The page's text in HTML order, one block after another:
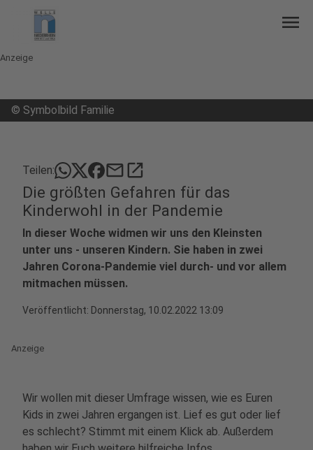
menu
Anzeige
© Symbolbild Familie
Teilen: mailopen_in_new
Die größten Gefahren für das
Kinderwohl in der Pandemie
In dieser Woche widmen wir uns den Kleinsten
unter uns - unseren Kindern. Sie haben in zwei
Jahren Corona-Pandemie viel durch- und vor allem
mitmachen müssen.
Veröffentlicht: Donnerstag, 10.02.2022 13:09
Anzeige
Wir wollen mit dieser Umfrage wissen, wie es Euren
Kids in zwei Jahren ergangen ist. Lief es gut oder lief
es schlecht? Stimmt mit einem Klick ab. Außerdem